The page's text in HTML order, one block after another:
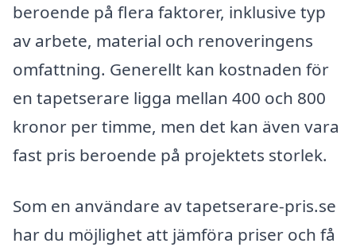
beroende på flera faktorer, inklusive typ
av arbete, material och renoveringens
omfattning. Generellt kan kostnaden för
en tapetserare ligga mellan 400 och 800
kronor per timme, men det kan även vara
fast pris beroende på projektets storlek.
Som en användare av tapetserare-pris.se
har du möjlighet att jämföra priser och få